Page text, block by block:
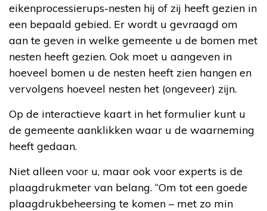
eikenprocessierups-nesten hij of zij heeft gezien in
een bepaald gebied. Er wordt u gevraagd om
aan te geven in welke gemeente u de bomen met
nesten heeft gezien. Ook moet u aangeven in
hoeveel bomen u de nesten heeft zien hangen en
vervolgens hoeveel nesten het (ongeveer) zijn.
Op de interactieve kaart in het formulier kunt u
de gemeente aanklikken waar u de waarneming
heeft gedaan.
Niet alleen voor u, maar ook voor experts is de
plaagdrukmeter van belang. “Om tot een goede
plaagdrukbeheersing te komen – met zo min